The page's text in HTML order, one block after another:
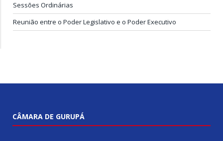
Sessões Ordinárias
Reunião entre o Poder Legislativo e o Poder Executivo
CÂMARA DE GURUPÁ